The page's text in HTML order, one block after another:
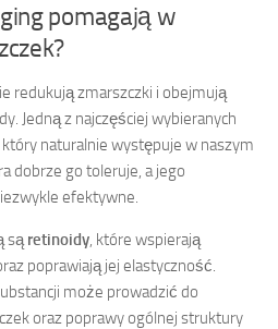
pomagają w
redukują zmarszczki i obejmują
Jedną z najczęściej wybieranych
który naturalnie występuje w naszym
dobrze go toleruje, a jego
efektywne.
sąretinoidy, które wspierają
poprawiają jej elastyczność.
może prowadzić do
oraz poprawy ogólnej struktury